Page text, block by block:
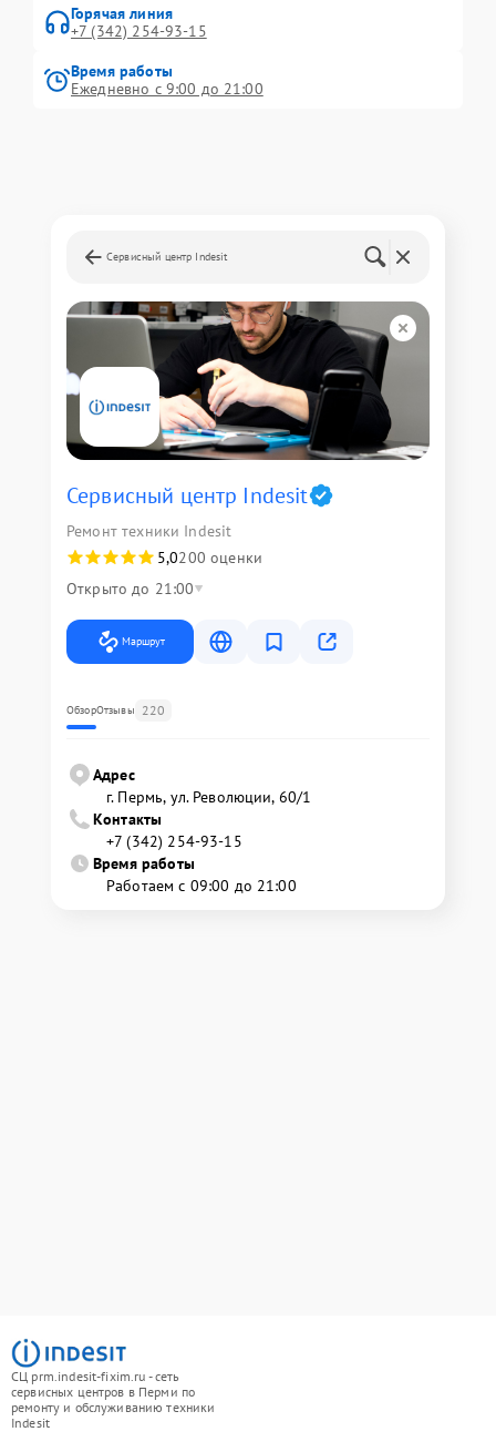
Горячая линия
+7 (342) 254-93-15
Время работы
Ежедневно с 9:00 до 21:00
Сервисный центр Indesit
Сервисный центр Indesit
Ремонт техники Indesit
5,0200 оценки
Открыто до 21:00
Маршрут
ОбзорОтзывы 220
Адрес
г. Пермь, ул. ​Революции, 60/1
Контакты
+7 (342) 254-93-15
Время работы
Работаем с 09:00 до 21:00
СЦ prm.indesit-fixim.ru - сеть
сервисных центров в Перми по
ремонту и обслуживанию техники
Indesit